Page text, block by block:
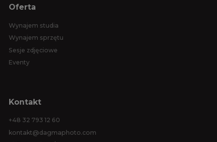
Oferta
Wynajem studia
Wynajem sprzętu
Sesje zdjęciowe
Eventy
Kontakt
+48 32 793 12 60
kontakt@dagmaphoto.com